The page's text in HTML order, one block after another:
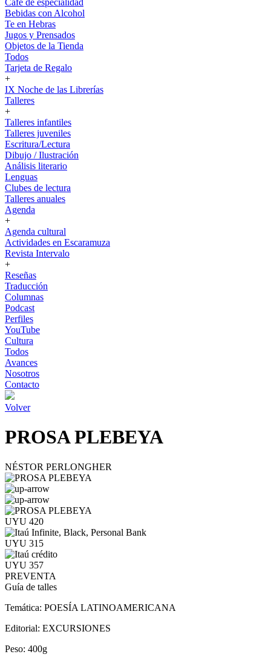
Café de especialidad
Bebidas con Alcohol
Te en Hebras
Jugos y Prensados
Objetos de la Tienda
Todos
Tarjeta de Regalo
+
IX Noche de las Librerías
Talleres
+
Talleres infantiles
Talleres juveniles
Escritura/Lectura
Dibujo / Ilustración
Análisis literario
Lenguas
Clubes de lectura
Talleres anuales
Agenda
+
Agenda cultural
Actividades en Escaramuza
Revista Intervalo
+
Reseñas
Traducción
Columnas
Podcast
Perfiles
YouTube
Cultura
Todos
Avances
Nosotros
Contacto
Volver
PROSA PLEBEYA
NÉSTOR PERLONGHER
UYU 420
UYU 315
UYU 357
PREVENTA
Guía de talles
Temática: POESÍA LATINOAMERICANA
Editorial: EXCURSIONES
Peso: 400g